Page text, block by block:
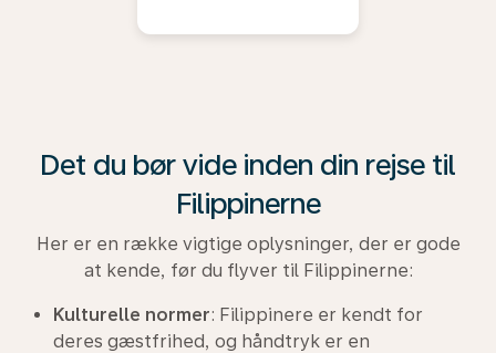
Det du bør vide inden din rejse til
Filippinerne
Her er en række vigtige oplysninger, der er gode
at kende, før du flyver til Filippinerne:
Kulturelle normer: Filippinere er kendt for
deres gæstfrihed, og håndtryk er en